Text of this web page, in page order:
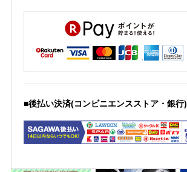
■後払い決済(コンビニエンスストア・銀行)